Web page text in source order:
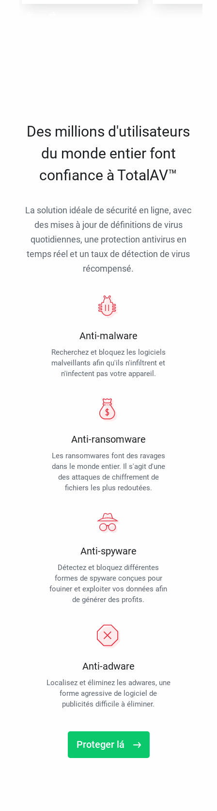
Des millions d'utilisateurs
du monde entier font
confiance à TotalAV™
La solution idéale de sécurité en ligne, avec
des mises à jour de définitions de virus
quotidiennes, une protection antivirus en
temps réel et un taux de détection de virus
récompensé.
Anti-malware
Recherchez et bloquez les logiciels
malveillants afin qu'ils n'infiltrent et
n'infectent pas votre appareil.
Anti-ransomware
Les ransomwares font des ravages
dans le monde entier. Il s'agit d'une
des attaques de chiffrement de
fichiers les plus redoutées.
Anti-spyware
Détectez et bloquez différentes
formes de spyware conçues pour
fouiner et exploiter vos données afin
de générer des profits.
Anti-adware
Localisez et éliminez les adwares, une
forme agressive de logiciel de
publicités difficile à éliminer.
Proteger lá